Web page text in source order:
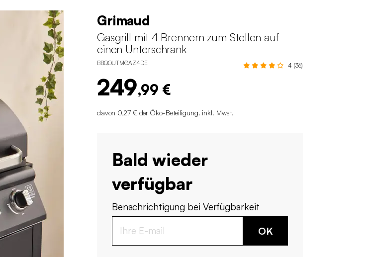
Grimaud
Gasgrill mit 4 Brennern zum Stellen auf
einen Unterschrank
BBQOUTMGAZ4DE 4 (36)
249,99 €
davon 0,27 € der Öko-Beteiligung. inkl. Mwst.
Bald wieder
verfügbar
Benachrichtigung bei Verfügbarkeit
OK